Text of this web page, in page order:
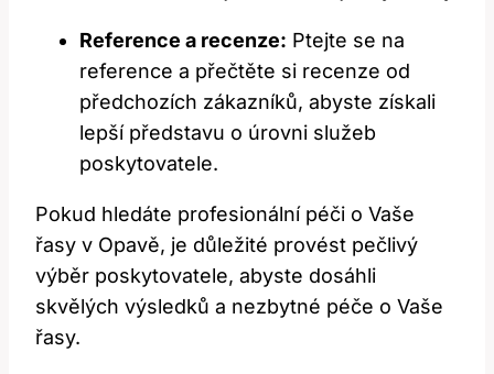
Reference a recenze: ‍Ptejte se na
reference a ‌přečtěte si recenze od
‍předchozích zákazníků, abyste ​získali
lepší představu o úrovni služeb
⁤poskytovatele.
Pokud hledáte profesionální ‍péči o Vaše
řasy⁢ v Opavě, je důležité provést⁤ pečlivý⁤
výběr poskytovatele, abyste dosáhli⁢
skvělých výsledků a ‌nezbytné péče ⁤o Vaše
řasy.